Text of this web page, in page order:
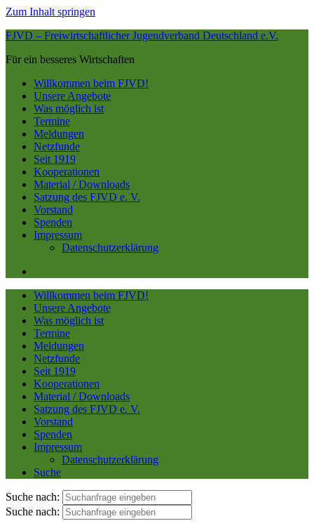
Zum Inhalt springen
FJVD – Freiwirtschaftlicher Jugendverband Deutschland e.V.
Für ein besseres Wirtschaften
Willkommen beim FJVD!
Unsere Angebote
Was möglich ist
Termine
Meldungen
Netzfunde
Seit 1919
Kooperationen
Material / Downloads
Satzung des FJVD e. V.
Vorstand
Spenden
Impressum
Datenschutzerklärung
Willkommen beim FJVD!
Unsere Angebote
Was möglich ist
Termine
Meldungen
Netzfunde
Seit 1919
Kooperationen
Material / Downloads
Satzung des FJVD e. V.
Vorstand
Spenden
Impressum
Datenschutzerklärung
Suche
Suche nach:
Suche nach: